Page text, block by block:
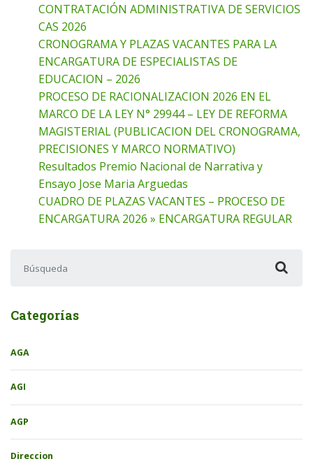
CONTRATACIÓN ADMINISTRATIVA DE SERVICIOS
CAS 2026
CRONOGRAMA Y PLAZAS VACANTES PARA LA
ENCARGATURA DE ESPECIALISTAS DE
EDUCACION – 2026
PROCESO DE RACIONALIZACION 2026 EN EL
MARCO DE LA LEY N° 29944 – LEY DE REFORMA
MAGISTERIAL (PUBLICACION DEL CRONOGRAMA,
PRECISIONES Y MARCO NORMATIVO)
Resultados Premio Nacional de Narrativa y
Ensayo Jose Maria Arguedas
CUADRO DE PLAZAS VACANTES – PROCESO DE
ENCARGATURA 2026 » ENCARGATURA REGULAR
Categorías
AGA
AGI
AGP
Direccion